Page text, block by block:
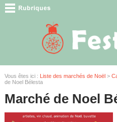
Vous êtes ici : Liste des marchés de Noël>
de Noel Bélesta
Marché de Noel